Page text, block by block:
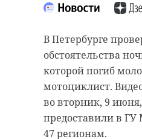
В Петербурге
обстоятельства
которой погиб
мотоциклист.
во вторник, 9
предоставили в
47 регионам.